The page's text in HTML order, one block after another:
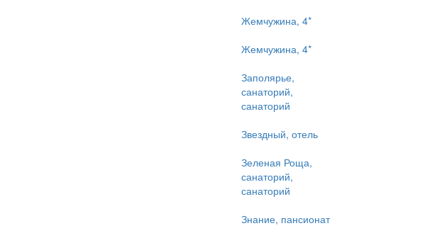
Жемчужина, 4*
Жемчужина, 4*
Заполярье,
санаторий,
санаторий
Звездный, отель
Зеленая Роща,
санаторий,
санаторий
Знание, пансионат